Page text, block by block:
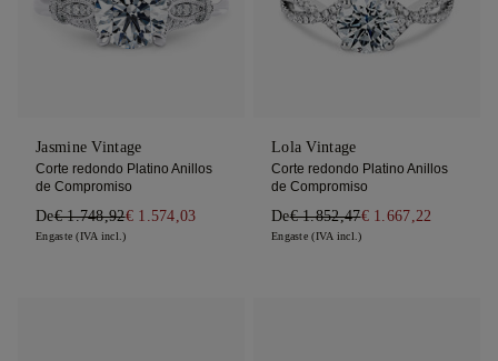
Jasmine Vintage
Corte redondo Platino Anillos
de Compromiso
De€ 1.748,92€ 1.574,03
Engaste (IVA incl.)
Lola Vintage
Corte redondo Platino Anillos
de Compromiso
De€ 1.852,47€ 1.667,22
Engaste (IVA incl.)